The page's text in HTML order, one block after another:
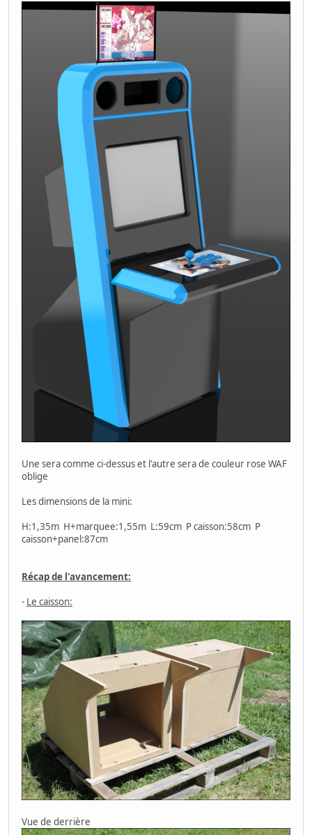
SAR - Search And Rescue
Vanguard
Vanguard II
Twin Cobra II
Gunlock
Gekirindan
Space Invaders '95: The Attack Of Lunar LoonieS
Battle Lane! Vol. 5
Super Space Invaders '91
Alpine Ski
Ashura Blaster
Halley's Comet
Asuka & Asuka
Gun & Frontier
American Horseshoes
Go Go Mr. Yamaguchi
Acrobat Mission
Fighting Hawk
Arkanoid - Revenge of DOH
Master of Weapon
Daikaiju no Gyakushu
Arkanoid
Grid Seeker: Project Storm Hammer
Ryu Jin
TECMO (6):
Final Star Force
Zing Zing Zip
Strike Gunner S.T.G
Out Zone
V-Five
Dogyuun
Ghox
Twin Cobra
FixEight
Vimana
Fire Shark
Batsugun
Truxton
Grind Stormer
Truxton II
TYPE X (5):
Gigawing Génération
Homura
Une sera comme ci-dessus et l'autre sera de couleur rose WAF
oblige
Les dimensions de la mini:
H:1,35m H+marquee:1,55m L:59cm P caisson:58cm P
caisson+panel:87cm
Récap de l'avancement:
- Le caisson:
Vue de derrière